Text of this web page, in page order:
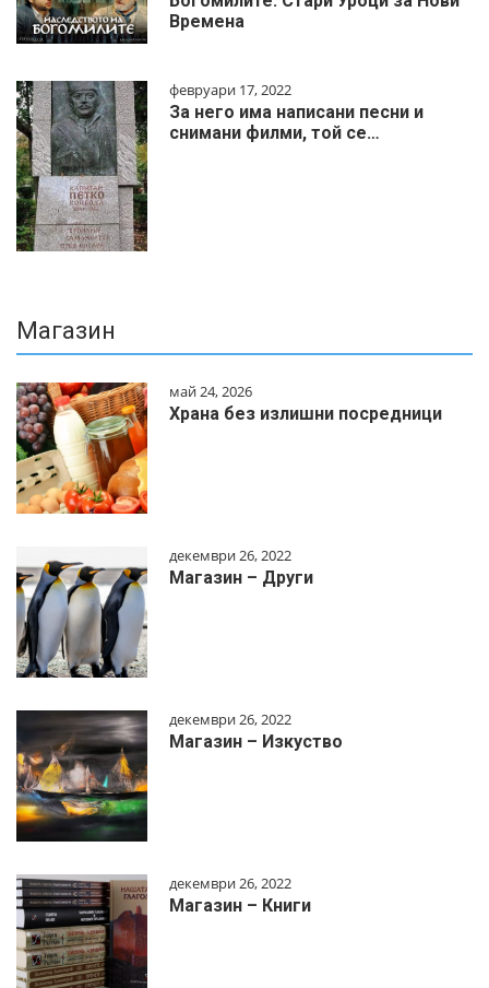
Времена
февруари 17, 2022
За него има написани песни и
снимани филми, той се…
Магазин
май 24, 2026
Храна без излишни посредници
декември 26, 2022
Магазин – Други
декември 26, 2022
Магазин – Изкуство
декември 26, 2022
Магазин – Книги